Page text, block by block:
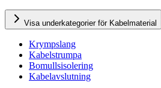
Visa underkategorier för Kabelmaterial
Krympslang
Kabelstrumpa
Bomullsisolering
Kabelavslutning